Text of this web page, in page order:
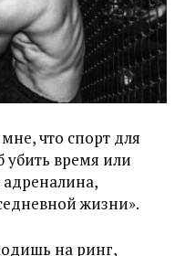
что спорт для
убить время или
адреналина,
жизни».
на ринг,